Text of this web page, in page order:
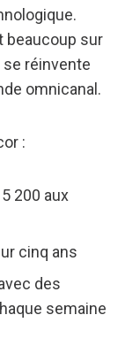
beaucoup sur
réinvente
omnicanal.
:
200 aux
cinq ans
des
semaine